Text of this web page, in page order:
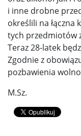
i inne drobne
określili na łączna
tych przedmiotów
Teraz 28-latek
Zgodnie z
pozbawienia
M.Sz.